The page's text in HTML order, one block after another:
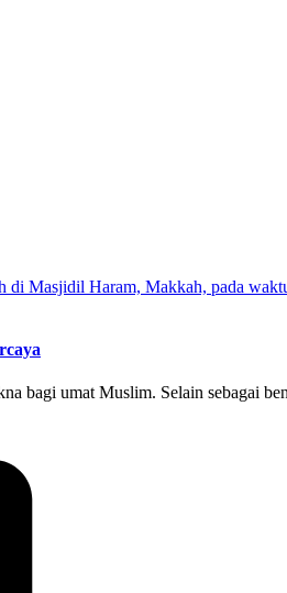
bagi umat Muslim. Selain sebagai